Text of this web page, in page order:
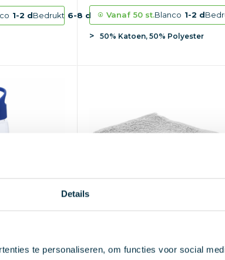
Details
te personaliseren, om functies voor social
1-2 dBedrukt 6-8 d Vanaf 50 st.Blanco 1-2 d
50% Katoen, 50% Polyester
Sophie Muval sporthanddoek